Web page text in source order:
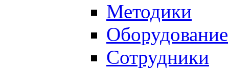
Методики
Оборудование
Сотрудники